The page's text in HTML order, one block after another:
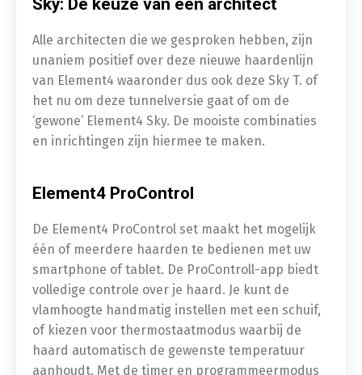
Sky: De keuze van een architect
Alle architecten die we gesproken hebben, zijn
unaniem positief over deze nieuwe haardenlijn
van Element4 waaronder dus ook deze Sky T. of
het nu om deze tunnelversie gaat of om de
‘gewone’ Element4 Sky. De mooiste combinaties
en inrichtingen zijn hiermee te maken.
Element4 ProControl
De Element4 ProControl set maakt het mogelijk
één of meerdere haarden te bedienen met uw
smartphone of tablet. De ProControll-app biedt
volledige controle over je haard. Je kunt de
vlamhoogte handmatig instellen met een schuif,
of kiezen voor thermostaatmodus waarbij de
haard automatisch de gewenste temperatuur
aanhoudt. Met de timer en programmeermodus